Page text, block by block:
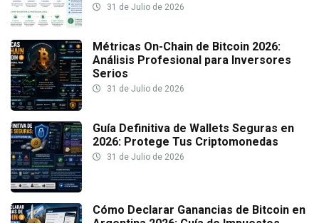
31 de Julio de 2026
Métricas On-Chain de Bitcoin 2026:
Análisis Profesional para Inversores
Serios
31 de Julio de 2026
Guía Definitiva de Wallets Seguras en
2026: Protege Tus Criptomonedas
31 de Julio de 2026
Cómo Declarar Ganancias de Bitcoin en